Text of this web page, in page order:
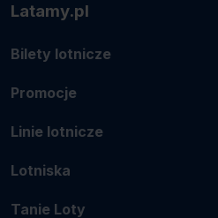
Latamy.pl
Bilety lotnicze
Promocje
Linie lotnicze
Lotniska
Tanie Loty